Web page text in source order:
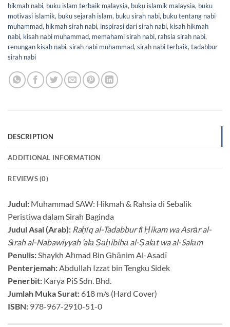
hikmah nabi, buku islam terbaik malaysia, buku islamik malaysia, buku
motivasi islamik, buku sejarah islam, buku sirah nabi, buku tentang nabi
muhammad, hikmah sirah nabi, inspirasi dari sirah nabi, kisah hikmah
nabi, kisah nabi muhammad, memahami sirah nabi, rahsia sirah nabi,
renungan kisah nabi, sirah nabi muhammad, sirah nabi terbaik, tadabbur
sirah nabi
DESCRIPTION
ADDITIONAL INFORMATION
REVIEWS (0)
Judul: Muhammad SAW: Hikmah & Rahsia di Sebalik
Peristiwa dalam Sirah Baginda
Judul Asal (Arab): Raḥīq al-Tadabbur fī Ḥikam wa Asrār al-
Sīrah al-Nabawiyyah ‘alā Ṣāḥibihā al-Ṣalāt wa al-Salām
Penulis:Shaykh Aḥmad Bin Ghānim Al-Asadī
Penterjemah:Abdullah Izzat bin Tengku Sidek
Penerbit: Karya PiS Sdn. Bhd.
Jumlah Muka Surat: 618 m/s (Hard Cover)
ISBN: 978-967-2910-51-0